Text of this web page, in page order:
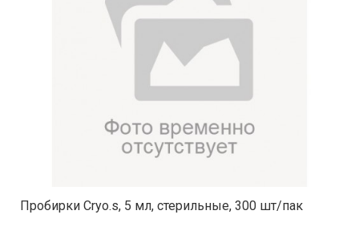
Пробирки Cryo.s, 5 мл, стерильные, 300 шт/пак